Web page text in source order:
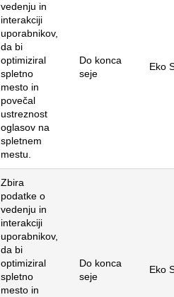
vedenju in
interakciji
uporabnikov,
da bi
optimiziral
spletno
mesto in
povečal
ustreznost
oglasov na
spletnem
mestu.
Do konca
seje
Eko
Zbira
podatke o
vedenju in
interakciji
uporabnikov,
da bi
optimiziral
spletno
mesto in
Do konca
seje
Eko